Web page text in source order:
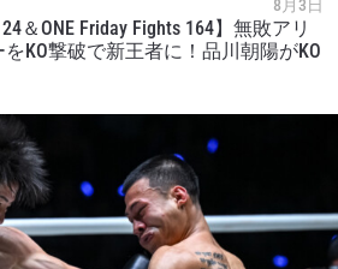
8月3日
＆ONE Friday Fights 164】無敗アリ
KO撃破で新王者に！品川朝陽がKO